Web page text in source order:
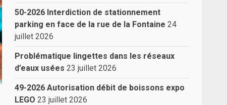
50-2026 Interdiction de stationnement
parking en face de la rue de la Fontaine 24
juillet 2026
Problématique lingettes dans les réseaux
d’eaux usées 23 juillet 2026
49-2026 Autorisation débit de boissons expo
LEGO 23 juillet 2026